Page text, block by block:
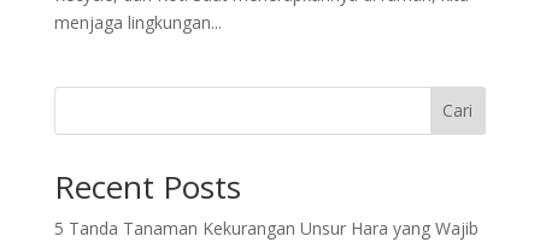
menjaga lingkungan...
Cari
Recent Posts
5 Tanda Tanaman Kekurangan Unsur Hara yang Wajib